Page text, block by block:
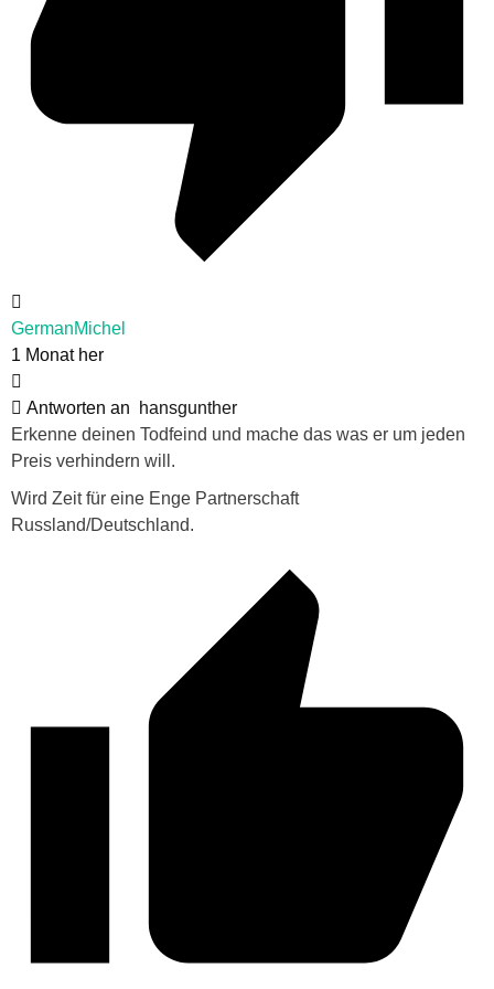
GermanMichel
1 Monat her
Antworten an
hansgunther
Erkenne deinen Todfeind und mache das was er um jeden
Preis verhindern will.
Wird Zeit für eine Enge Partnerschaft
Russland/Deutschland.